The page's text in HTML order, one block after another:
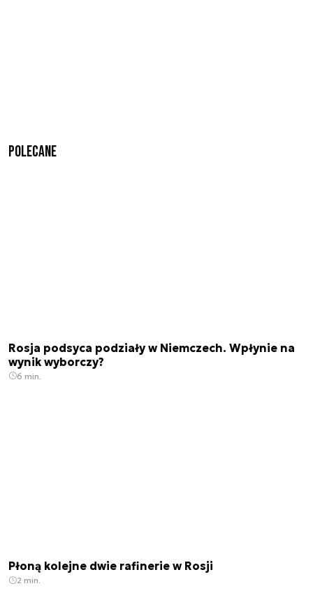
Polecane
Rosja podsyca podziały w Niemczech. Wpłynie na
wynik wyborczy?
6 min.
Płoną kolejne dwie rafinerie w Rosji
2 min.